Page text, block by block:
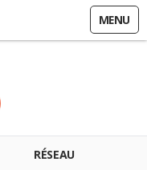
MENU
RÉSEAU